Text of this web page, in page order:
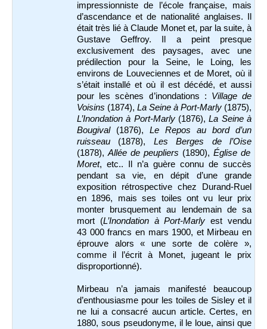
impressionniste de l’école française, mais
d’ascendance et de nationalité anglaises. Il
était très lié à Claude Monet et, par la suite, à
Gustave Geffroy. Il a peint presque
exclusivement des paysages, avec une
prédilection pour la Seine, le Loing, les
environs de Louveciennes et de Moret, où il
s’était installé et où il est décédé, et aussi
pour les scènes d’inondations : Village de
Voisins (1874), La Seine à Port-Marly (1875),
L’Inondation à Port-Marly (1876),La Seine à
Bougival(1876), Le Repos au bord d’un
ruisseau (1878), Les Berges de l’Oise
(1878),Allée de peupliers (1890), Église de
Moret, etc.. Il n’a guère connu de succès
pendant sa vie, en dépit d’une grande
exposition rétrospective chez Durand-Ruel
en 1896, mais ses toiles ont vu leur prix
monter brusquement au lendemain de sa
mort (L’Inondation à Port-Marly est vendu
43 000 francs en mars 1900, et Mirbeau en
éprouve alors « une sorte de colère »,
comme il l’écrit à Monet, jugeant le prix
disproportionné).
Mirbeau n’a jamais manifesté beaucoup
d’enthousiasme pour les toiles de Sisley et il
ne lui a consacré aucun article. Certes, en
1880, sous pseudonyme, il le loue, ainsi que